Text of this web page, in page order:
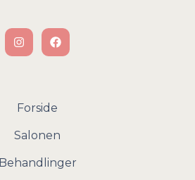
Forside
Salonen
Behandlinger